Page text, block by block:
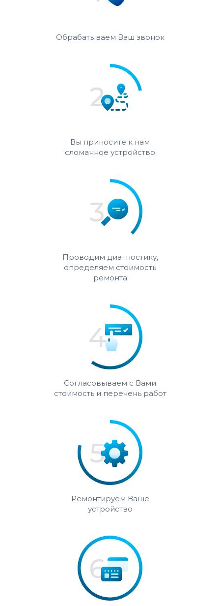
Обрабатываем Ваш звонок
Вы приносите к нам
сломанное устройство
Проводим диагностику,
определяем стоимость
ремонта
Согласовываем с Вами
стоимость и перечень работ
Ремонтируем Ваше
устройство